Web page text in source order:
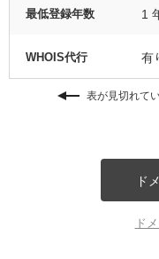
最低登録年数 1
WHOIS代行 有
表が見切れて
ド
ド